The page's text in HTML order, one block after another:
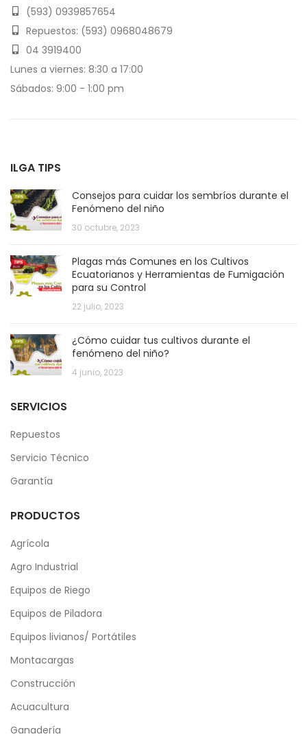
(593) 0939857654
Repuestos: (593) 0968048679
04 3919400
Lunes a viernes: 8:30 a 17:00
Sábados: 9:00 - 1:00 pm
ILGA TIPS
Consejos para cuidar los sembríos durante el
Fenómeno del niño
30 octubre, 2023
Plagas más Comunes en los Cultivos
Ecuatorianos y Herramientas de Fumigación
para su Control
22 julio, 2023
¿Cómo cuidar tus cultivos durante el
fenómeno del niño?
4 junio, 2023
SERVICIOS
Repuestos
Servicio Técnico
Garantía
PRODUCTOS
Agrícola
Agro Industrial
Equipos de Riego
Equipos de Piladora
Equipos livianos/ Portátiles
Montacargas
Construcción
Acuacultura
Ganadería